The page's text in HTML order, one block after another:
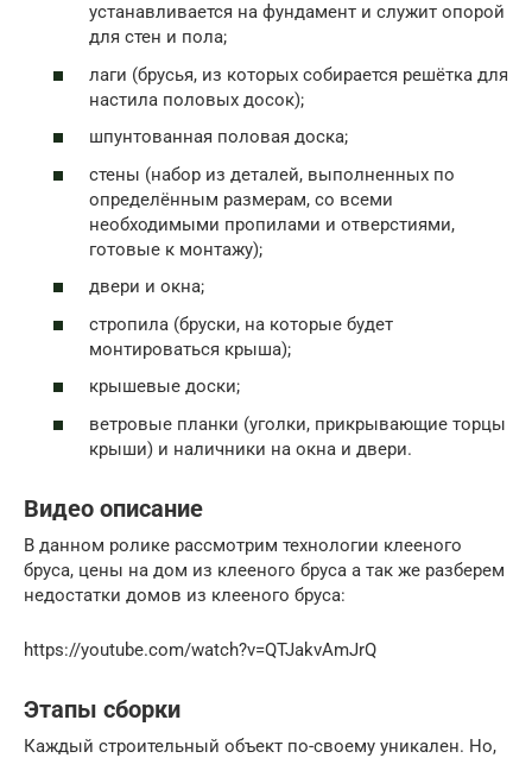
устанавливается на фундамент и служит опорой
для стен и пола;
лаги (брусья, из которых собирается решётка для
настила половых досок);
шпунтованная половая доска;
стены (набор из деталей, выполненных по
определённым размерам, со всеми
необходимыми пропилами и отверстиями,
готовые к монтажу);
двери и окна;
стропила (бруски, на которые будет
монтироваться крыша);
крышевые доски;
ветровые планки (уголки, прикрывающие торцы
крыши) и наличники на окна и двери.
Видео описание
В данном ролике рассмотрим технологии клееного
бруса, цены на дом из клееного бруса а так же разберем
недостатки домов из клееного бруса:
https://youtube.com/watch?v=QTJakvAmJrQ
Этапы сборки
Каждый строительный объект по-своему уникален. Но,